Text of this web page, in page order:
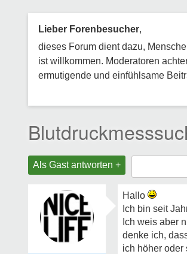
Lieber Forenbesucher,
dieses Forum dient dazu,
ist willkommen. Moderatoren
ermutigende und einfühlsame
Als Gast antworten +
Hallo
Ich bin seit
Ich weis aber
denke ich,
ich höher oder